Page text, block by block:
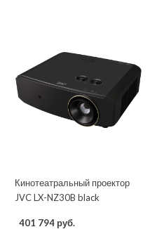
Кинотеатральный проектор
JVC LX-NZ30B black
401 794 руб.